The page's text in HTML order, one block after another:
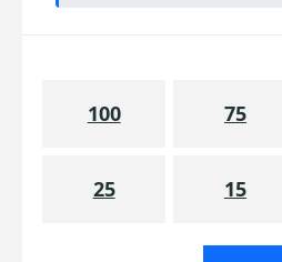
100 75
25 15